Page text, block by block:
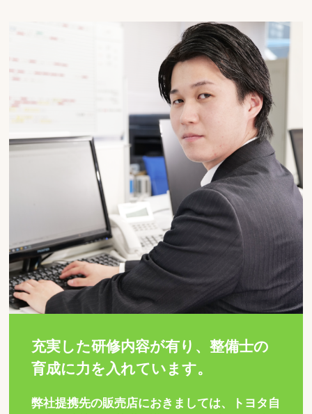
充実した研修内容が有り、整備士の
育成に力を入れています。
弊社提携先の販売店におきましては、トヨタ自